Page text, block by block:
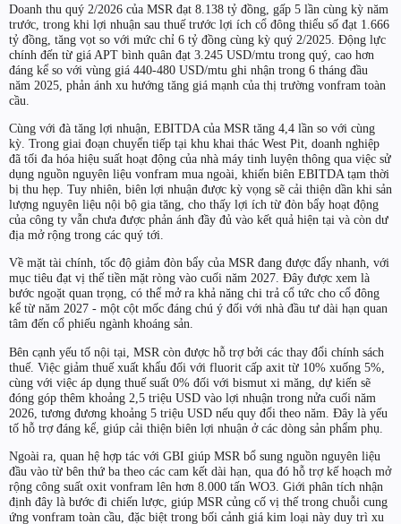
Doanh thu quý 2/2026 của MSR đạt 8.138 tỷ đồng, gấp 5 lần cùng kỳ năm
trước, trong khi lợi nhuận sau thuế trước lợi ích cổ đông thiểu số đạt 1.666
tỷ đồng, tăng vọt so với mức chỉ 6 tỷ đồng cùng kỳ quý 2/2025. Động lực
chính đến từ giá APT bình quân đạt 3.245 USD/mtu trong quý, cao hơn
đáng kể so với vùng giá 440-480 USD/mtu ghi nhận trong 6 tháng đầu
năm 2025, phản ánh xu hướng tăng giá mạnh của thị trường vonfram toàn
cầu.
Cùng với đà tăng lợi nhuận, EBITDA của MSR tăng 4,4 lần so với cùng
kỳ. Trong giai đoạn chuyển tiếp tại khu khai thác West Pit, doanh nghiệp
đã tối đa hóa hiệu suất hoạt động của nhà máy tinh luyện thông qua việc sử
dụng nguồn nguyên liệu vonfram mua ngoài, khiến biên EBITDA tạm thời
bị thu hẹp. Tuy nhiên, biên lợi nhuận được kỳ vọng sẽ cải thiện dần khi sản
lượng nguyên liệu nội bộ gia tăng, cho thấy lợi ích từ đòn bẩy hoạt động
của công ty vẫn chưa được phản ánh đầy đủ vào kết quả hiện tại và còn dư
địa mở rộng trong các quý tới.
Về mặt tài chính, tốc độ giảm đòn bẩy của MSR đang được đẩy nhanh, với
mục tiêu đạt vị thế tiền mặt ròng vào cuối năm 2027. Đây được xem là
bước ngoặt quan trọng, có thể mở ra khả năng chi trả cổ tức cho cổ đông
kể từ năm 2027 - một cột mốc đáng chú ý đối với nhà đầu tư dài hạn quan
tâm đến cổ phiếu ngành khoáng sản.
Bên cạnh yếu tố nội tại, MSR còn được hỗ trợ bởi các thay đổi chính sách
thuế. Việc giảm thuế xuất khẩu đối với fluorit cấp axit từ 10% xuống 5%,
cùng với việc áp dụng thuế suất 0% đối với bismut xi măng, dự kiến sẽ
đóng góp thêm khoảng 2,5 triệu USD vào lợi nhuận trong nửa cuối năm
2026, tương đương khoảng 5 triệu USD nếu quy đổi theo năm. Đây là yếu
tố hỗ trợ đáng kể, giúp cải thiện biên lợi nhuận ở các dòng sản phẩm phụ.
Ngoài ra, quan hệ hợp tác với GBI giúp MSR bổ sung nguồn nguyên liệu
đầu vào từ bên thứ ba theo các cam kết dài hạn, qua đó hỗ trợ kế hoạch mở
rộng công suất oxit vonfram lên hơn 8.000 tấn WO3. Giới phân tích nhận
định đây là bước đi chiến lược, giúp MSR củng cố vị thế trong chuỗi cung
ứng vonfram toàn cầu, đặc biệt trong bối cảnh giá kim loại này duy trì xu